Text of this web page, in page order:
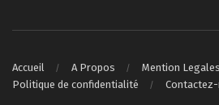
Accueil A Propos
Mention Legales
Politique de confidentialité